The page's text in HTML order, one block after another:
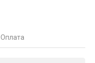
Оплата